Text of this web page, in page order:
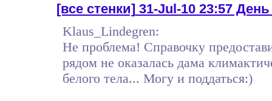
[все стенки]31-Jul-10 23:57
Klaus_Lindegren:
Не проблема! Справочку
рядом не оказалась дама
белого тела... Могу и поддаться:)